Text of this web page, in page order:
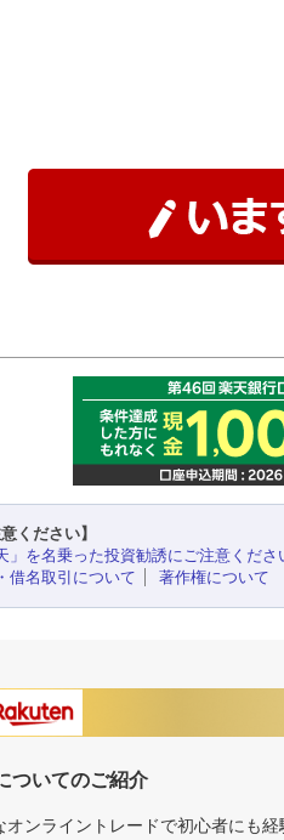
意ください】
」を名乗った投資勧誘にご注意くださ
借名取引について
著作権について
ついてのご紹介
オンライントレードで初心者にも